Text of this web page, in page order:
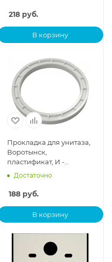
218руб.
В корзину
Прокладка для унитаза,
Воротынск,
пластификат, И -
Прокладка-В
Достаточно
188руб.
В корзину